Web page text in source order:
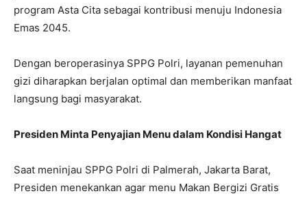
program Asta Cita sebagai kontribusi menuju Indonesia
Emas 2045.
Dengan beroperasinya SPPG Polri, layanan pemenuhan
gizi diharapkan berjalan optimal dan memberikan manfaat
langsung bagi masyarakat.
Presiden Minta Penyajian Menu dalam Kondisi Hangat
Saat meninjau SPPG Polri di Palmerah, Jakarta Barat,
Presiden menekankan agar menu Makan Bergizi Gratis